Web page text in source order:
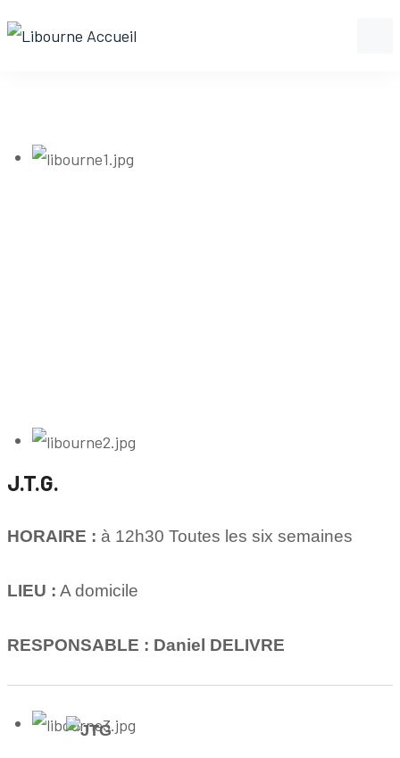
J.T.G.
HORAIRE : à 12h30 Toutes les six semaines
LIEU : A domicile
RESPONSABLE : Daniel DELIVRE